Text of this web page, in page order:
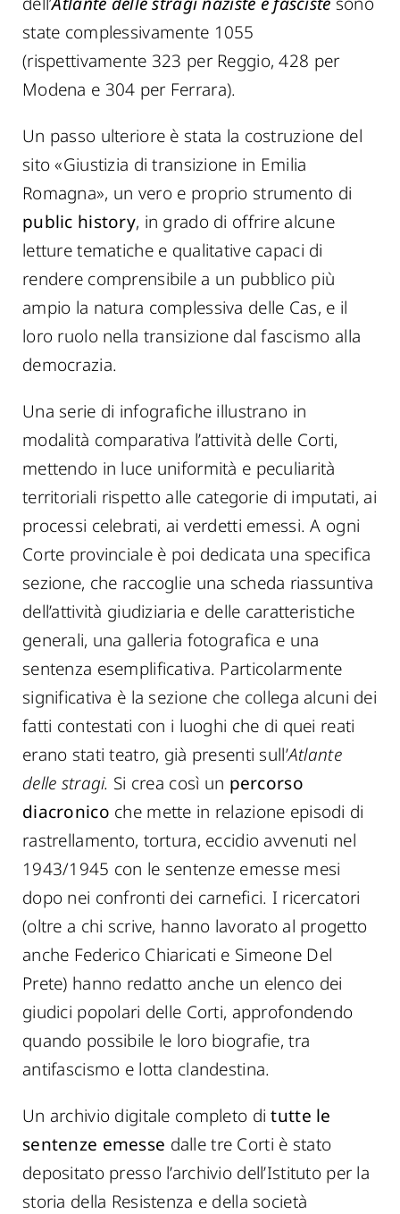
state complessivamente 1055
(rispettivamente 323 per Reggio, 428 per
Modena e 304 per Ferrara).
Un passo ulteriore è stata la costruzione del
sito «Giustizia di transizione in Emilia
Romagna», un vero e proprio strumento di
public history, in grado di offrire alcune
letture tematiche e qualitative capaci di
rendere comprensibile a un pubblico più
ampio la natura complessiva delle Cas, e il
loro ruolo nella transizione dal fascismo alla
democrazia.
Una serie di infografiche illustrano in
modalità comparativa l’attività delle Corti,
mettendo in luce uniformità e peculiarità
territoriali rispetto alle categorie di imputati, ai
processi celebrati, ai verdetti emessi. A ogni
Corte provinciale è poi dedicata una specifica
sezione, che raccoglie una scheda riassuntiva
dell’attività giudiziaria e delle caratteristiche
generali, una galleria fotografica e una
sentenza esemplificativa. Particolarmente
significativa è la sezione che collega alcuni dei
fatti contestati con i luoghi che di quei reati
erano stati teatro, già presenti sull’Atlante
delle stragi. Si crea così un percorso
diacronico che mette in relazione episodi di
rastrellamento, tortura, eccidio avvenuti nel
1943/1945 con le sentenze emesse mesi
dopo nei confronti dei carnefici. I ricercatori
(oltre a chi scrive, hanno lavorato al progetto
anche Federico Chiaricati e Simeone Del
Prete) hanno redatto anche un elenco dei
giudici popolari delle Corti, approfondendo
quando possibile le loro biografie, tra
antifascismo e lotta clandestina.
Un archivio digitale completo ditutte le
sentenze emesse dalle tre Corti è stato
depositato presso l’archivio dell’Istituto per la
storia della Resistenza e della società